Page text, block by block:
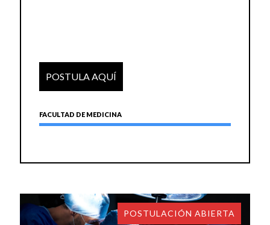
POSTULA AQUÍ
FACULTAD DE MEDICINA
POSTULACIÓN ABIERTA